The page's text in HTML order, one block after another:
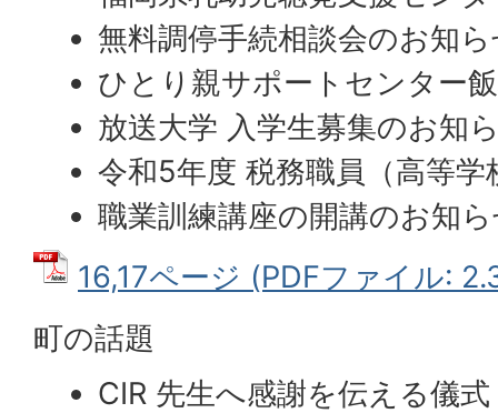
無料調停手続相談会のお知
ひとり親サポートセンター
放送大学 入学生募集のお知
令和5年度 税務職員（高等学
職業訓練講座の開講のお知
16,17ページ (PDFファイル:
町の話題
CIR 先生へ感謝を伝える儀